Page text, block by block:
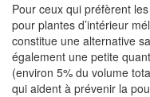
Pour ceux qui préfèrent
pour plantes d’intérieur
constitue une alternative
également une petite
(environ 5% du volume
qui aident à prévenir la